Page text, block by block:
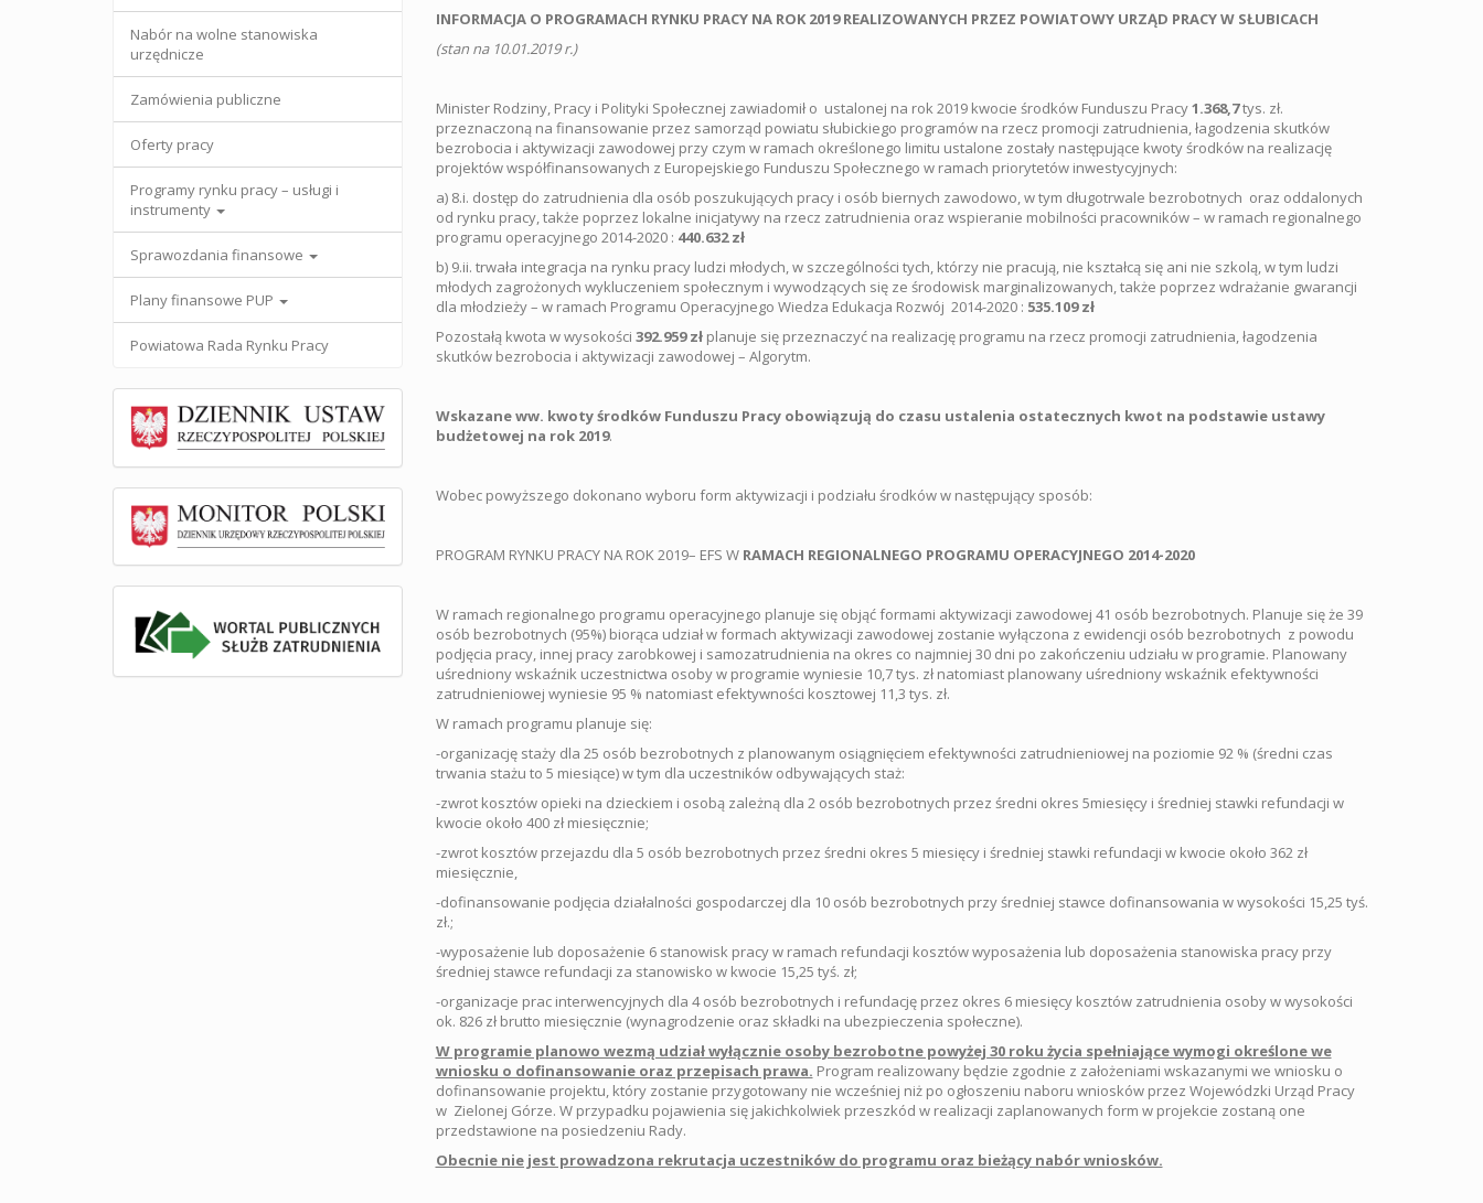
Nabór na wolne stanowiska
urzędnicze
Zamówienia publiczne
Oferty pracy
Programy rynku pracy – usługi i
instrumenty
Sprawozdania finansowe
Plany finansowe PUP
Powiatowa Rada Rynku Pracy
INFORMACJA O PROGRAMACH RYNKU PRACY NA ROK 2019 REALIZOWANYCH PRZEZ POWIATOWY URZĄD PRACY W SŁUBICACH
(stan na 10.01.2019 r.)
Minister Rodziny, Pracy i Polityki Społecznej zawiadomił o ustalonej na rok 2019 kwocie środków Funduszu Pracy1.368,7tys. zł.
przeznaczoną na finansowanie przez samorząd powiatu słubickiego programów na rzecz promocji zatrudnienia, łagodzenia skutków
bezrobocia i aktywizacji zawodowej przy czym w ramach określonego limitu ustalone zostały następujące kwoty środków na realizację
projektów współfinansowanych z Europejskiego Funduszu Społecznego w ramach priorytetów inwestycyjnych:
a) 8.i. dostęp do zatrudnienia dla osób poszukujących pracy i osób biernych zawodowo, w tym długotrwale bezrobotnych oraz oddalonych
od rynku pracy, także poprzez lokalne inicjatywy na rzecz zatrudnienia oraz wspieranie mobilności pracowników – w ramach regionalnego
programu operacyjnego 2014-2020 : 440.632 zł
b) 9.ii. trwała integracja na rynku pracy ludzi młodych, w szczególności tych, którzy nie pracują, nie kształcą się ani nie szkolą, w tym ludzi
młodych zagrożonych wykluczeniem społecznym i wywodzących się ze środowisk marginalizowanych, także poprzez wdrażanie gwarancji
dla młodzieży – w ramach Programu Operacyjnego Wiedza Edukacja Rozwój 2014-2020 : 535.109 zł
Pozostałą kwota w wysokości 392.959 złplanuje się przeznaczyć na realizację programu na rzecz promocji zatrudnienia, łagodzenia
skutków bezrobocia i aktywizacji zawodowej – Algorytm.
Wskazane ww. kwoty środków Funduszu Pracy obowiązują do czasu ustalenia ostatecznych kwot na podstawie ustawy
budżetowej na rok 2019.
Wobec powyższego dokonano wyboru form aktywizacji i podziału środków w następujący sposób:
PROGRAM RYNKU PRACY NA ROK 2019– EFS W RAMACH REGIONALNEGO PROGRAMU OPERACYJNEGO 2014-2020
W ramach regionalnego programu operacyjnego planuje się objąć formami aktywizacji zawodowej 41 osób bezrobotnych. Planuje się że 39
osób bezrobotnych (95%) biorąca udział w formach aktywizacji zawodowej zostanie wyłączona z ewidencji osób bezrobotnych z powodu
podjęcia pracy, innej pracy zarobkowej i samozatrudnienia na okres co najmniej 30 dni po zakończeniu udziału w programie. Planowany
uśredniony wskaźnik uczestnictwa osoby w programie wyniesie 10,7 tys. zł natomiast planowany uśredniony wskaźnik efektywności
zatrudnieniowej wyniesie 95 % natomiast efektywności kosztowej 11,3 tys. zł.
W ramach programu planuje się:
-organizację staży dla 25 osób bezrobotnych z planowanym osiągnięciem efektywności zatrudnieniowej na poziomie 92 % (średni czas
trwania stażu to 5 miesiące) w tym dla uczestników odbywających staż:
-zwrot kosztów opieki na dzieckiem i osobą zależną dla 2 osób bezrobotnych przez średni okres 5miesięcy i średniej stawki refundacji w
kwocie około 400 zł miesięcznie;
-zwrot kosztów przejazdu dla 5 osób bezrobotnych przez średni okres 5 miesięcy i średniej stawki refundacji w kwocie około 362 zł
miesięcznie,
-dofinansowanie podjęcia działalności gospodarczej dla 10 osób bezrobotnych przy średniej stawce dofinansowania w wysokości 15,25 tyś.
zł.;
-wyposażenie lub doposażenie 6 stanowisk pracy w ramach refundacji kosztów wyposażenia lub doposażenia stanowiska pracy przy
średniej stawce refundacji za stanowisko w kwocie 15,25 tyś. zł;
-organizacje prac interwencyjnych dla 4 osób bezrobotnych i refundację przez okres 6 miesięcy kosztów zatrudnienia osoby w wysokości
ok. 826 zł brutto miesięcznie (wynagrodzenie oraz składki na ubezpieczenia społeczne).
W programie planowo wezmą udział wyłącznie osoby bezrobotne powyżej 30 roku życia spełniające wymogi określone we
wniosku o dofinansowanie oraz przepisach prawa. Program realizowany będzie zgodnie z założeniami wskazanymi we wniosku o
dofinansowanie projektu, który zostanie przygotowany nie wcześniej niż po ogłoszeniu naboru wniosków przez Wojewódzki Urząd Pracy
w Zielonej Górze. W przypadku pojawienia się jakichkolwiek przeszkód w realizacji zaplanowanych form w projekcie zostaną one
przedstawione na posiedzeniu Rady.
Obecnie nie jest prowadzona rekrutacja uczestników do programu oraz bieżący nabór wniosków.